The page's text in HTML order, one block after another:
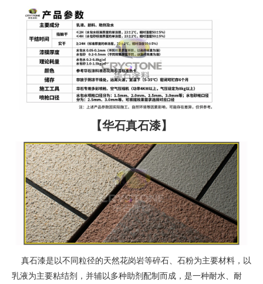
【华石真石漆】
真石漆是以不同粒径的天然花岗岩等碎石、石粉为主要材料，以
乳液为主要粘结剂，并辅以多种助剂配制而成，是一种耐水、耐